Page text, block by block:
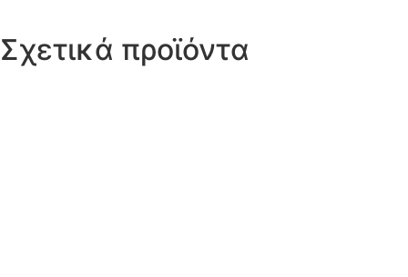
Σχετικά προϊόντα